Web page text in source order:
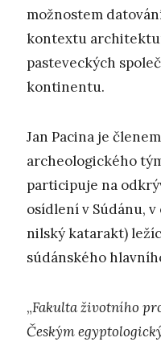
možnostem
kontextu
pasteveckých
kontinentu.
Jan Pacina je
archeologického
participuje na
osídlení v Súdánu, v
nilský katarakt)
súdánského
„Fakulta životního
Českým